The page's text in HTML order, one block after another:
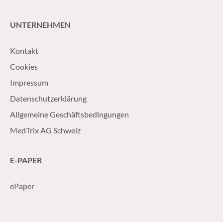
UNTERNEHMEN
Kontakt
Cookies
Impressum
Datenschutzerklärung
Allgemeine Geschäftsbedingungen
MedTrix AG Schweiz
E-PAPER
ePaper